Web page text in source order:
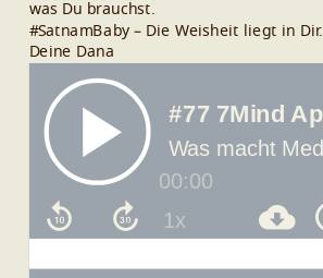
was Du brauchst.
#SatnamBaby – Die Weisheit liegt in Dir.
Deine Dana